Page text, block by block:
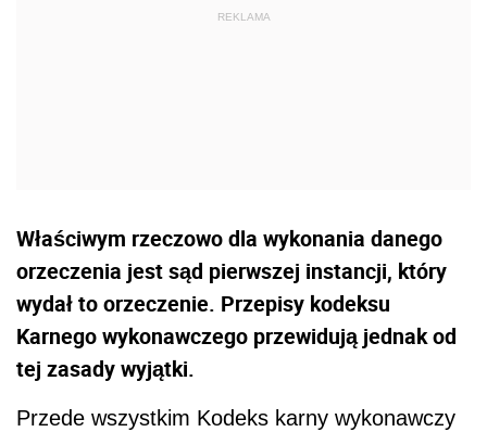
Właściwym rzeczowo dla wykonania danego
orzeczenia jest sąd pierwszej instancji, który
wydał to orzeczenie. Przepisy kodeksu
Karnego wykonawczego przewidują jednak od
tej zasady wyjątki.
Przede wszystkim Kodeks karny wykonawczy